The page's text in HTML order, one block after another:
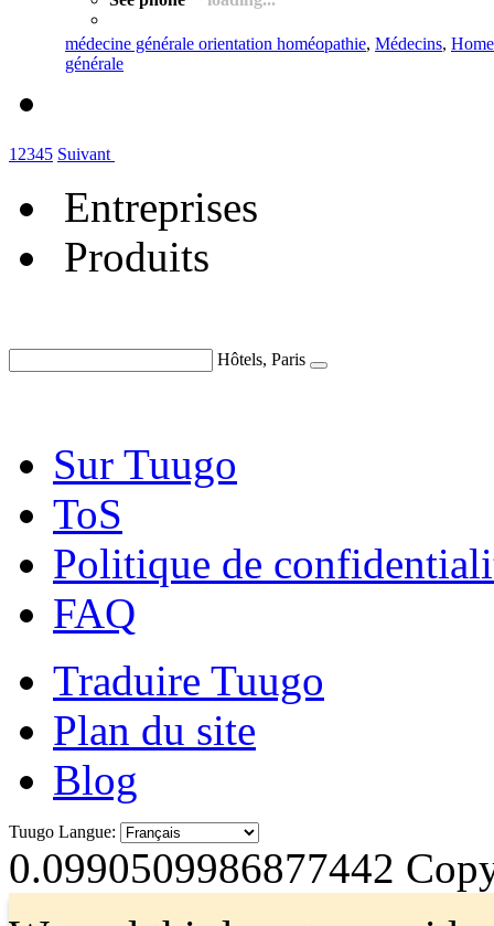
médecine générale orientation homéopathie, Médecins,
générale
1 2345 Suivant
Entreprises
Produits
Hôtels, Paris
Sur Tuugo
ToS
Politique de
FAQ
Traduire Tuugo
Plan du site
Blog
Tuugo Langue:
0.0990509986877442